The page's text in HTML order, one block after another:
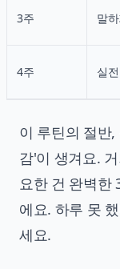
3주 말
4주 실
이 루틴의 절반
감'이 생겨요.
요한 건 완벽한
에요. 하루 못
세요.